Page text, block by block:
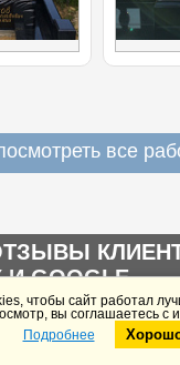
все
И GOOGLE
погребения на
чтобы сайт работал
вы соглашаетесь с
Подробнее